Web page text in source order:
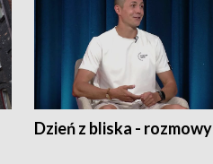
Dzień z bliska - rozmowy